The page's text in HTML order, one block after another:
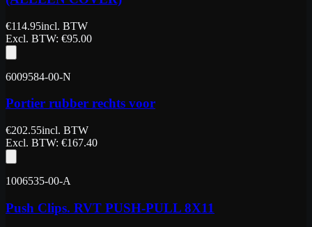
€114.95incl. BTW
Excl. BTW: €95.00
6009584-00-N
Portier rubber rechts voor
€202.55incl. BTW
Excl. BTW: €167.40
1006535-00-A
Push Clips. RVT PUSH-PULL 8X11